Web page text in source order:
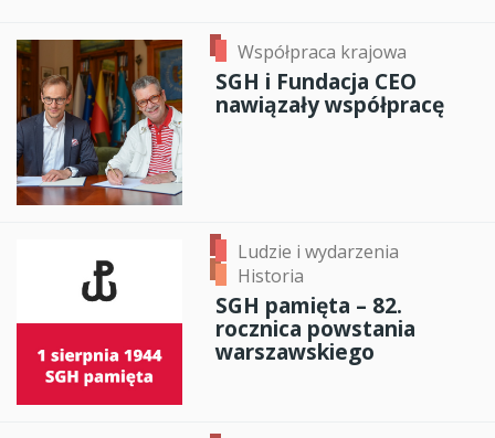
Współpraca krajowa
SGH i Fundacja CEO
nawiązały współpracę
Ludzie i wydarzenia
Historia
SGH pamięta – 82.
rocznica powstania
warszawskiego